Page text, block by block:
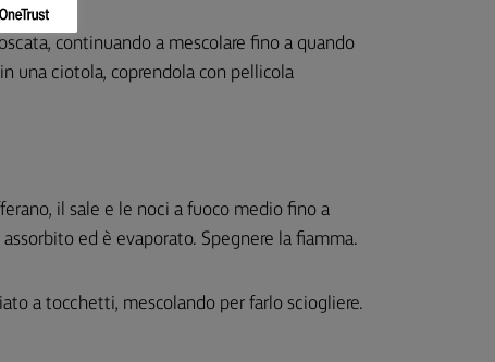
continuando a mescolare fino a quando
una ciotola, coprendola con pellicola
il sale e le noci a fuoco medio fino a
ed è evaporato. Spegnere la fiamma.
a tocchetti, mescolando per farlo sciogliere.